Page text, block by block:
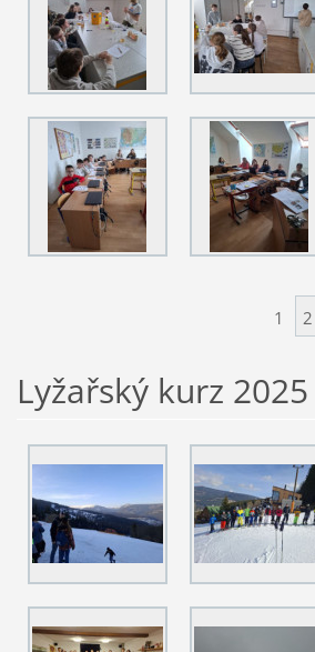
1 2
Lyžařský kurz 2025